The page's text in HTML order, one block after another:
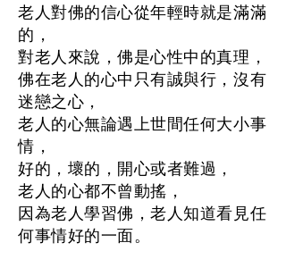
老人對佛的信心從年輕時就是滿滿
的，
對老人來說，佛是心性中的真理，
佛在老人的心中只有誠與行，沒有
迷戀之心，
老人的心無論遇上世間任何大小事
情，
好的，壞的，開心或者難過，
老人的心都不曾動搖，
因為老人學習佛，老人知道看見任
何事情好的一面。